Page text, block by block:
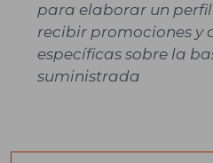
para elaborar un
recibir promociones y
específicas sobre la
suministrada